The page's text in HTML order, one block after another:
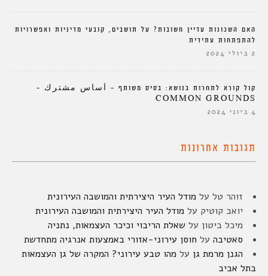
האם השכונות עדיין חשובות? על תושבים, קובעי מדיניות ואפשרויות
להתפתחות עתידית
2 ביולי 2024
קול קורא לתחרות בנושא: בסיס משותף – أساس مشترك –
COMMON GROUNDS
4 ביוני 2024
תגובות אחרונות
זוהר טל על מודל העיר היצירתית והמושבה העירונית
יואב קוטיק על מודל העיר היצירתית והמושבה העירונית
מיכל ביטון על שאלת הריבוי וכיכר העצמאות, נתניה
סאטיבה על חוסן עירוני-אזורי באמצעות אנרגיה מתחדשת
הגנן מרמת גן על מהו טבע עירוני? המקרה של גן העצמאות
בתל אביב